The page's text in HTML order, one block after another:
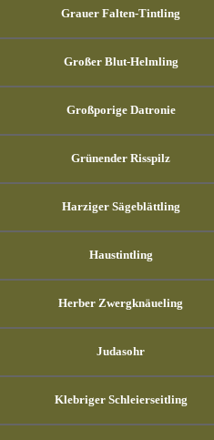
Grauer Falten-Tintling
Großer Blut-Helmling
Großporige Datronie
Grünender Risspilz
Harziger Sägeblättling
Haustintling
Herber Zwergknäueling
Judasohr
Klebriger Schleierseitling